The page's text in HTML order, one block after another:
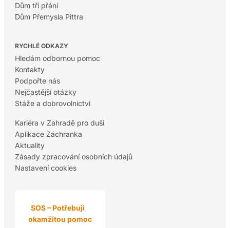
Dům tří přání
Dům Přemysla Pittra
RYCHLÉ ODKAZY
Hledám odbornou pomoc
Kontakty
Podpořte nás
Nejčastější otázky
Stáže a dobrovolnictví
Kariéra v Zahradě pro duši
Aplikace Záchranka
Aktuality
Zásady zpracování osobních údajů
Nastavení cookies
SOS – Potřebuji
okamžitou pomoc